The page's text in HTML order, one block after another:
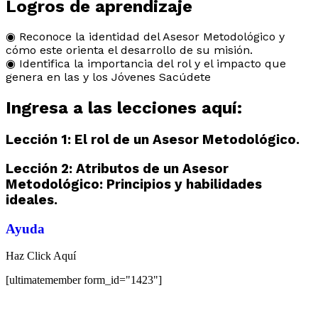
Logros de aprendizaje
◉ Reconoce la identidad del Asesor Metodológico y
cómo este orienta el desarrollo de su misión.
◉ Identifica la importancia del rol y el impacto que
genera en las y los Jóvenes Sacúdete
Ingresa a las lecciones aquí:
Lección 1: El rol de un Asesor Metodológico.
Lección 2: Atributos de un Asesor
Metodológico: Principios y habilidades
ideales.
Ayuda
Haz Click Aquí
[ultimatemember form_id="1423"]